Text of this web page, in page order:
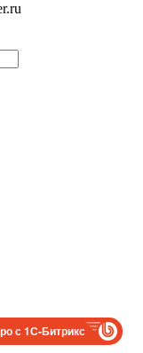
с 1С-Битрикс